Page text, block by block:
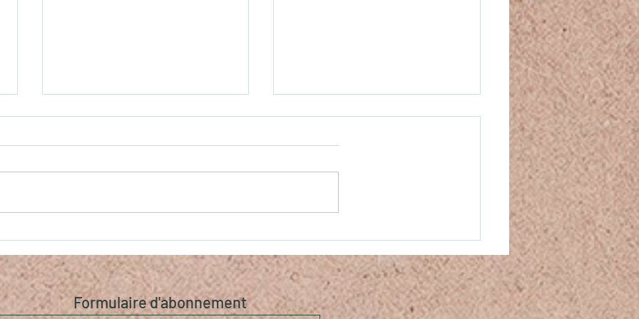
Formulaire d'abonnement